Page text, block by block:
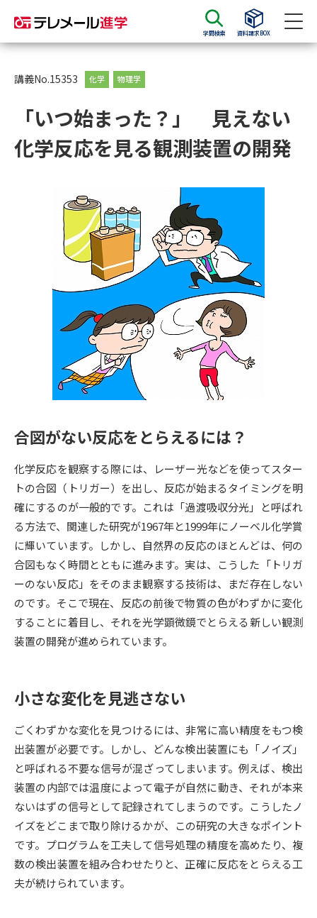
学問検索 資料請求BOX
資料請求
大学・短大の資料種類から請求
総合型選抜・学校推薦型選抜 募
集要項＆願書
大学入学共通テスト利用選抜の
募集要項＆願書
大学・短大以外の資料から請求
専門学校の資料請求 大学院の資料請求
留学・進学関連、塾・予備校
大学入学共通テスト「受験案
内」の請求
大学入学共通テスト「受験上の
配慮案内」の請求
高等学校卒業程度認定試験
幼稚園教員資格認定試験 小学校教員資格認定試験
高等学校（情報）教員資格認定
試験
大学研究 大学検索
大学で学べる内容や特徴を調べる
新増設大学・学部・学科特集
国際・グローバルに強い大学特
集
デジタルパンフレット 進路の３択
新学年スタート号特集ページ
（高3生用）
新学年スタート号特集ページ
（高2生用）
SELFBRAND特集ページ
オープンキャンパスなどを調べる
オープンキャンパス検索 実施プログラムから探す
講義No.15353 化学 物理学
「いつ始まった？」 見えない
化学反応を見る観測装置の開発
合図がない反応をとらえるには？
化学反応を観察する際には、レーザー光などを使ってスター
トの合図（トリガー）を出し、反応が始まるタイミングを明
確にするのが一般的です。これは「過渡吸収分光」と呼ばれ
る方法で、関連した研究が1967年と1999年にノーベル化学賞
に輝いています。しかし、自然界の反応のほとんどは、何の
合図もなく時間とともに進みます。実は、こうした「トリガ
ーのない反応」をそのまま観察する技術は、まだ存在しない
のです。そこで現在、反応の前後で物質の色がわずかに変化
することに着目し、それを光学顕微鏡でとらえる新しい観測
装置の開発が進められています。
小さな変化を見逃さない
ごくわずかな変化を見つけるには、非常に高い精度をもつ検
出装置が必要です。しかし、どんな検出装置にも「ノイズ」
と呼ばれる不要な信号が混ざってしまいます。例えば、検出
装置の内部では温度によって電子が自然に動き、それが本来
ないはずの信号として記録されてしまうのです。こうしたノ
イズをどこまで取り除けるかが、この研究の大きなポイント
です。プログラムを工夫して信号処理の精度を高めたり、複
数の検出装置を組み合わせたりと、正確に反応をとらえる工
夫が続けられています。